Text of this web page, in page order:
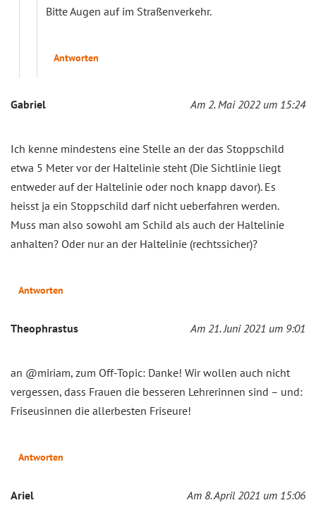
Bitte Augen auf im Straßenverkehr.
Antworten
Gabriel Am 2. Mai 2022 um 15:24
Ich kenne mindestens eine Stelle an der das Stoppschild
etwa 5 Meter vor der Haltelinie steht (Die Sichtlinie liegt
entweder auf der Haltelinie oder noch knapp davor). Es
heisst ja ein Stoppschild darf nicht ueberfahren werden.
Muss man also sowohl am Schild als auch der Haltelinie
anhalten? Oder nur an der Haltelinie (rechtssicher)?
Antworten
Theophrastus Am 21. Juni 2021 um 9:01
an @miriam, zum Off-Topic: Danke! Wir wollen auch nicht
vergessen, dass Frauen die besseren Lehrerinnen sind – und:
Friseusinnen die allerbesten Friseure!
Antworten
Ariel Am 8. April 2021 um 15:06